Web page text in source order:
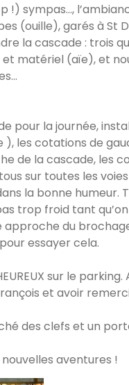
!) sympas…,
(ouille), garés à St
la cascade : trois
matériel (aïe), et
pour la journée,
), les cotations de
de la cascade, les
sur toutes les
la bonne humeur.
trop froid tant
du
essayer cela.
sur le
et avoir
des clefs et un
aventures !